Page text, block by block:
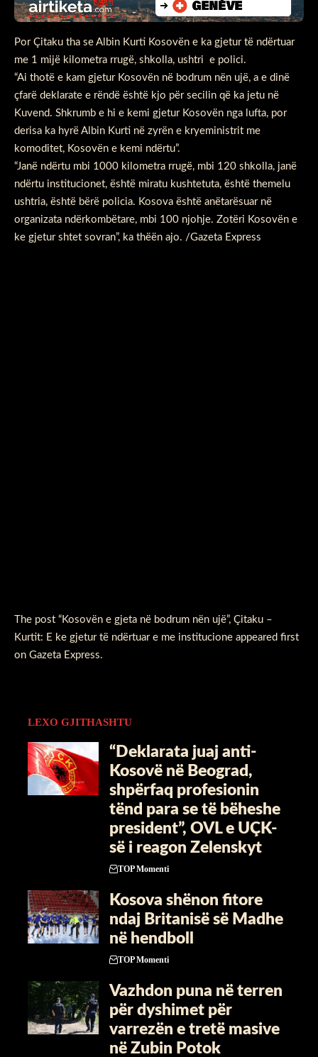
Por Çitaku tha se Albin Kurti Kosovën e ka gjetur të ndërtuar
me 1 mijë kilometra rrugë, shkolla, ushtri e polici.
“Ai thotë e kam gjetur Kosovën në bodrum nën ujë, a e dinë
çfarë deklarate e rëndë është kjo për secilin që ka jetu në
Kuvend. Shkrumb e hi e kemi gjetur Kosovën nga lufta, por
derisa ka hyrë Albin Kurti në zyrën e kryeministrit me
komoditet, Kosovën e kemi ndërtu”.
“Janë ndërtu mbi 1000 kilometra rrugë, mbi 120 shkolla, janë
ndërtu institucionet, është miratu kushtetuta, është themelu
ushtria, është bërë policia. Kosova është anëtarësuar në
organizata ndërkombëtare, mbi 100 njohje. Zotëri Kosovën e
ke gjetur shtet sovran”, ka thëën ajo. /Gazeta Express
The post “Kosovën e gjeta në bodrum nën ujë”, Çitaku –
Kurtit: E ke gjetur të ndërtuar e me institucione appeared first
on Gazeta Express.
LEXO GJITHASHTU
“Deklarata juaj anti-
Kosovë në Beograd,
shpërfaq profesionin
tënd para se të bëheshe
president”, OVL e UÇK-
së i reagon Zelenskyt
TOP Momenti
Kosova shënon fitore
ndaj Britanisë së Madhe
në hendboll
TOP Momenti
Vazhdon puna në terren
për dyshimet për
varrezën e tretë masive
në Zubin Potok